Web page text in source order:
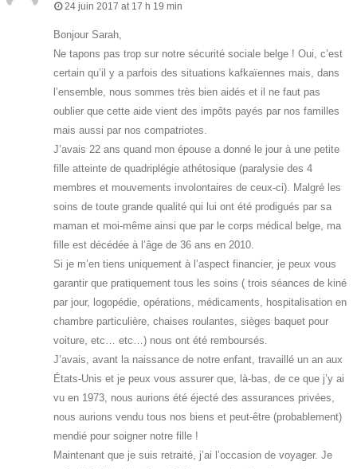
24 juin 2017 at 17 h 19 min
Bonjour Sarah,
Ne tapons pas trop sur notre sécurité sociale belge ! Oui, c’est
certain qu’il y a parfois des situations kafkaïennes mais, dans
l’ensemble, nous sommes très bien aidés et il ne faut pas
oublier que cette aide vient des impôts payés par nos familles
mais aussi par nos compatriotes.
J’avais 22 ans quand mon épouse a donné le jour à une petite
fille atteinte de quadriplégie athétosique (paralysie des 4
membres et mouvements involontaires de ceux-ci). Malgré les
soins de toute grande qualité qui lui ont été prodigués par sa
maman et moi-même ainsi que par le corps médical belge, ma
fille est décédée à l’âge de 36 ans en 2010.
Si je m’en tiens uniquement à l’aspect financier, je peux vous
garantir que pratiquement tous les soins ( trois séances de kiné
par jour, logopédie, opérations, médicaments, hospitalisation en
chambre particulière, chaises roulantes, sièges baquet pour
voiture, etc… etc…) nous ont été remboursés.
J’avais, avant la naissance de notre enfant, travaillé un an aux
États-Unis et je peux vous assurer que, là-bas, de ce que j’y ai
vu en 1973, nous aurions été éjecté des assurances privées,
nous aurions vendu tous nos biens et peut-être (probablement)
mendié pour soigner notre fille !
Maintenant que je suis retraité, j’ai l’occasion de voyager. Je